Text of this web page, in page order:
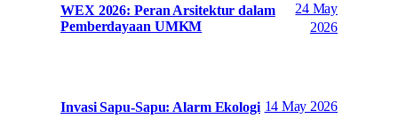
WEX 2026: Peran Arsitektur dalam
Pemberdayaan UMKM
24 May
2026
Invasi Sapu-Sapu: Alarm Ekologi 14 May 2026